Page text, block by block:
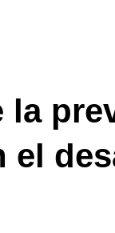
la
el